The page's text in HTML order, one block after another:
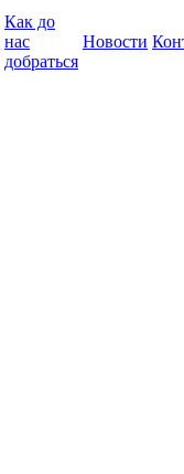
Как до
нас
добраться
Новости